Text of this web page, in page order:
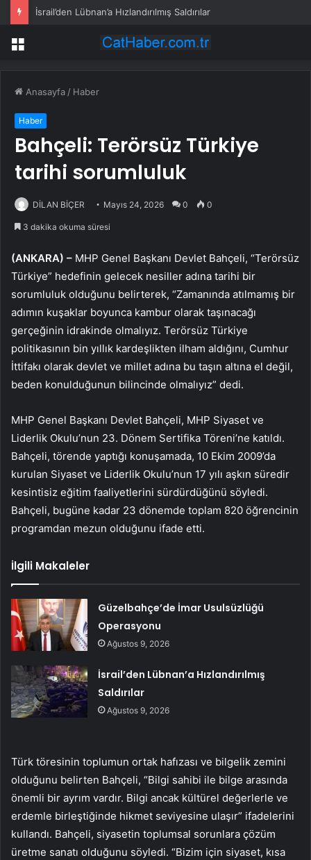
İsrail’den Lübnan’a Hızlandırılmış Saldırılar
Menü
Anasayfa / Haber
Haber
Bahçeli: Terörsüz Türkiye
tarihi sorumluluk
DİLAN BİÇER Mayıs 24, 2026 0 0
3 dakika okuma süresi
(ANKARA) – MHP Genel Başkanı Devlet Bahçeli, “Terörsüz
Türkiye” hedefinin gelecek nesiller adına tarihi bir
sorumluluk olduğunu belirterek, “Zamanında atılmamış bir
adımın kuşaklar boyunca kambur olarak taşınacağı
gerçeğinin idrakinde olmalıyız. Terörsüz Türkiye
politikasının bin yıllık kardeşlikten ilham aldığını, Cumhur
İttifakı olarak devlet ve millet adına bu taşın altına el değil,
beden konulduğunun bilincinde olmalıyız” dedi.
MHP Genel Başkanı Devlet Bahçeli, MHP Siyaset ve
Liderlik Okulu’nun 23. Dönem Sertifika Töreni’ne katıldı.
Bahçeli, törende yaptığı konuşamada, 10 Ekim 2009’da
kurulan Siyaset ve Liderlik Okulu’nun 17 yılı aşkın süredir
kesintisiz eğitim faaliyetlerini sürdürdüğünü söyledi.
Bahçeli, bugüne kadar 23 dönemde toplam 820 öğrencinin
programdan mezun olduğunu ifade etti.
İlgili Makaleler
Güzelbahçe’de İmar Usulsüzlüğü
Operasyonu
Ağustos 9, 2026
İsrail’den Lübnan’a Hızlandırılmış
Saldırılar
Ağustos 9, 2026
Türk töresinin toplumun ortak hafızası ve bilgelik zemini
olduğunu belirten Bahçeli, “Bilgi sahibi ile bilge arasında
önemli bir ayrım vardır. Bilgi ancak kültürel değerlerle ve
erdemle birleştiğinde hikmet seviyesine ulaşır” ifadelerini
kullandı. Bahçeli, siyasetin toplumsal sorunlara çözüm
üretme sanatı olduğunu söyledi. “Bizim için siyaset, kısa